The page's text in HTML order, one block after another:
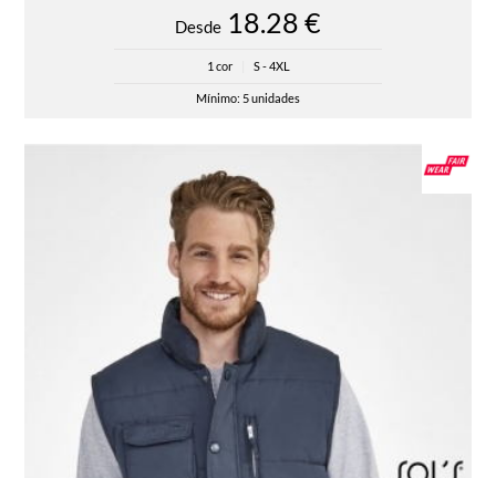
Desde 18.28 €
1 cor S - 4XL
Mínimo: 5 unidades